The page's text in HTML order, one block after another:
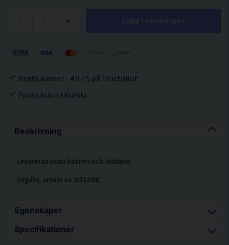
Beskrivning
Levereras utan batteri och laddare.
Utgått, ersatt av DS18DE.
Egenskaper
En oerhört stark och snabb kompakt
Specifikationer
- +
Nöjda kunder - 4.9 / 5 på Trustpilot
Fysisk butik i Kumla